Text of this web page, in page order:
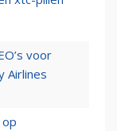
voor
Airlines